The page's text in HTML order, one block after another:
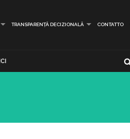
TRANSPARENȚĂ DECIZIONALĂ CONTATTO